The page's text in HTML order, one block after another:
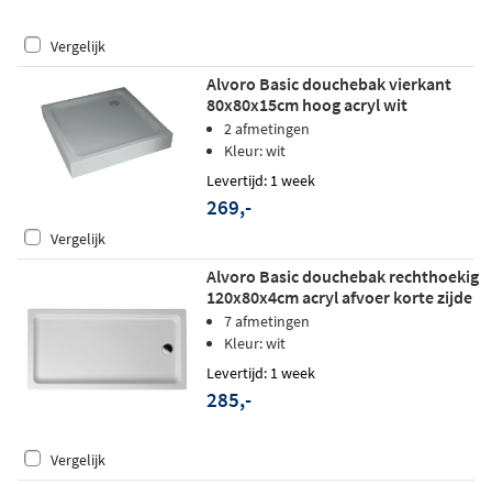
Vergelijk
Alvoro Basic douchebak vierkant
80x80x15cm hoog acryl wit
2 afmetingen
Kleur: wit
Levertijd: 1 week
269,-
Vergelijk
Alvoro Basic douchebak rechthoekig
120x80x4cm acryl afvoer korte zijde
wit7 afmetingen
Kleur: wit
Levertijd: 1 week
285,-
Vergelijk